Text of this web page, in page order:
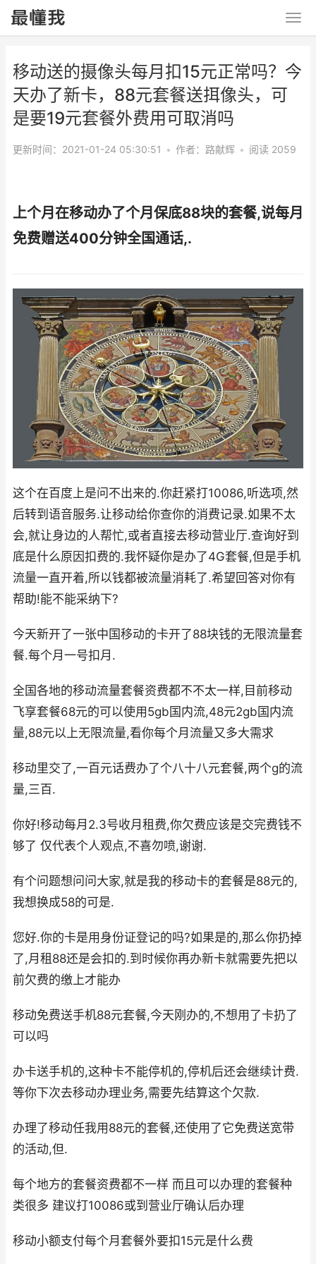
移动送的摄像头每月扣15元正常吗？今
天办了新卡，88元套餐送挕像头，可
是要19元套餐外费用可取消吗
更新时间：2021-01-24 05:30:51 • 作者： 路献辉 • 阅读 2059
上个月在移动办了个月保底88块的套餐,说每月
免费赠送400分钟全国通话,.
这个在百度上是问不出来的.你赶紧打10086,听选项,然
后转到语音服务.让移动给你查你的消费记录.如果不太
会,就让身边的人帮忙,或者直接去移动营业厅.查询好到
底是什么原因扣费的.我怀疑你是办了4G套餐,但是手机
流量一直开着,所以钱都被流量消耗了.希望回答对你有
帮助!能不能采纳下?
今天新开了一张中国移动的卡开了88块钱的无限流量套
餐.每个月一号扣月.
全国各地的移动流量套餐资费都不不太一样,目前移动
飞享套餐68元的可以使用5gb国内流,48元2gb国内流
量,88元以上无限流量,看你每个月流量又多大需求
移动里交了,一百元话费办了个八十八元套餐,两个g的流
量,三百.
你好!移动每月2.3号收月租费,你欠费应该是交完费钱不
够了 仅代表个人观点,不喜勿喷,谢谢.
有个问题想问问大家,就是我的移动卡的套餐是88元的,
我想换成58的可是.
您好.你的卡是用身份证登记的吗?如果是的,那么你扔掉
了,月租88还是会扣的.到时候你再办新卡就需要先把以
前欠费的缴上才能办
移动免费送手机88元套餐,今天刚办的,不想用了卡扔了
可以吗
办卡送手机的,这种卡不能停机的,停机后还会继续计费.
等你下次去移动办理业务,需要先结算这个欠款.
办理了移动任我用88元的套餐,还使用了它免费送宽带
的活动,但.
每个地方的套餐资费都不一样 而且可以办理的套餐种
类很多 建议打10086或到营业厅确认后办理
移动小额支付每个月套餐外要扣15元是什么费